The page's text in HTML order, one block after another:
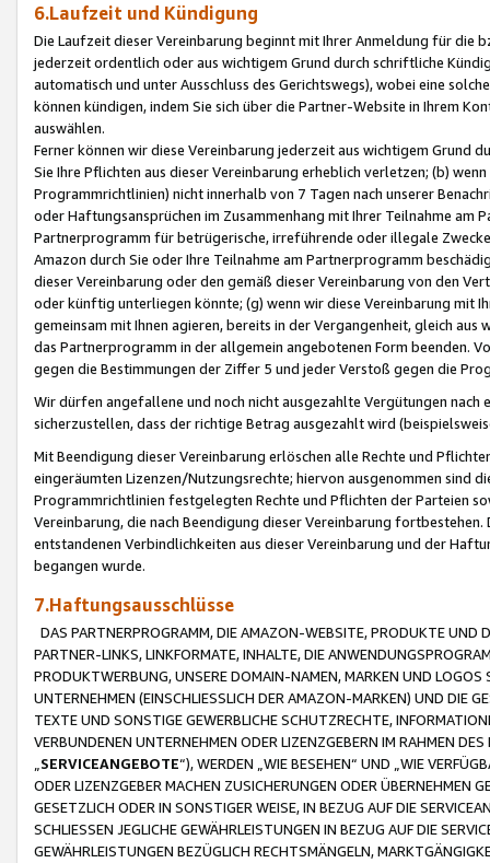
6.Laufzeit und Kündigung
Die Laufzeit dieser Vereinbarung beginnt mit Ihrer Anmeldung für die
jederzeit ordentlich oder aus wichtigem Grund durch schriftliche
automatisch und unter Ausschluss des Gerichtswegs), wobei eine
können kündigen, indem Sie sich über die Partner-Website in Ihrem
auswählen.
Ferner können wir diese Vereinbarung jederzeit aus wichtigem Grund
Sie Ihre Pflichten aus dieser Vereinbarung erheblich verletzen; (b)
Programmrichtlinien) nicht innerhalb von 7 Tagen nach unserer
oder Haftungsansprüchen im Zusammenhang mit Ihrer Teilnahme am
Partnerprogramm für betrügerische, irreführende oder illegale
Amazon durch Sie oder Ihre Teilnahme am Partnerprogramm
dieser Vereinbarung oder den gemäß dieser Vereinbarung von den
oder künftig unterliegen könnte; (g) wenn wir diese Vereinbarung mit
gemeinsam mit Ihnen agieren, bereits in der Vergangenheit, gleich
das Partnerprogramm in der allgemein angebotenen Form beenden.
gegen die Bestimmungen der Ziffer 5 und jeder Verstoß gegen die
Wir dürfen angefallene und noch nicht ausgezahlte Vergütungen
sicherzustellen, dass der richtige Betrag ausgezahlt wird
Mit Beendigung dieser Vereinbarung erlöschen alle Rechte und
eingeräumten Lizenzen/Nutzungsrechte; hiervon ausgenommen sind
Programmrichtlinien festgelegten Rechte und Pflichten der Parteien
Vereinbarung, die nach Beendigung dieser Vereinbarung
entstandenen Verbindlichkeiten aus dieser Vereinbarung und der
begangen wurde.
7.Haftungsausschlüsse
DAS PARTNERPROGRAMM, DIE AMAZON-WEBSITE, PRODUKTE UND
PARTNER-LINKS, LINKFORMATE, INHALTE, DIE
PRODUKTWERBUNG, UNSERE DOMAIN-NAMEN, MARKEN UND
UNTERNEHMEN (EINSCHLIESSLICH DER AMAZON-MARKEN) UND DIE
TEXTE UND SONSTIGE GEWERBLICHE SCHUTZRECHTE,
VERBUNDENEN UNTERNEHMEN ODER LIZENZGEBERN IM RAHMEN
SERVICEANGEBOTE“), WERDEN „WIE BESEHEN“ UND „WIE
ODER LIZENZGEBER MACHEN ZUSICHERUNGEN ODER ÜBERNEHMEN
GESETZLICH ODER IN SONSTIGER WEISE, IN BEZUG AUF DIE
SCHLIESSEN JEGLICHE GEWÄHRLEISTUNGEN IN BEZUG AUF DIE
GEWÄHRLEISTUNGEN BEZÜGLICH RECHTSMÄNGELN,